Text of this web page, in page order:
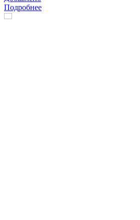
Подробнее